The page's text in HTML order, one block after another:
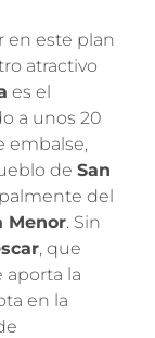
en este plan
atractivo
es el
a unos 20
embalse,
de San
del
Menor. Sin
, que
aporta la
en la